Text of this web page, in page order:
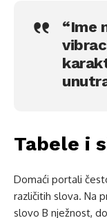
“Ime
Tabele i
Domaći portali
različitih slova. Na
slovo B nježnost,